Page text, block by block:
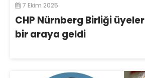
7 Ekim 2025
CHP Nürnberg Birliği
bir araya geldi